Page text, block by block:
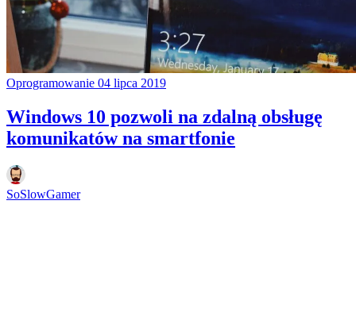
Oprogramowanie 04 lipca 2019
Windows 10 pozwoli na zdalną obsługę
komunikatów na smartfonie
SoSlowGamer